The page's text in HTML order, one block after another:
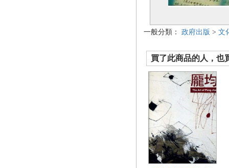
一般分類： 政府出版 > 文
買了此商品的人，也